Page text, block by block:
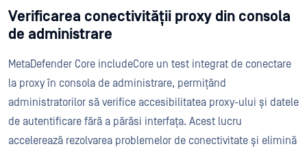
Verificarea conectivității proxy din consola
de administrare
MetaDefender Core includeCore un test integrat de conectare
la proxy în consola de administrare, permițând
administratorilor să verifice accesibilitatea proxy-ului și datele
de autentificare fără a părăsi interfața. Acest lucru
accelerează rezolvarea problemelor de conectivitate și elimină